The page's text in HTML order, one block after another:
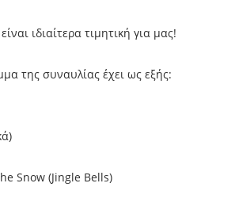
ιδιαίτερα τιμητική για μας!
της συναυλίας έχει ως εξής:
Snow (Jingle Bells)